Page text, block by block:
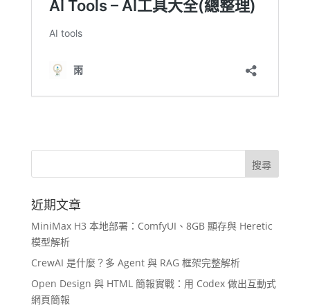
近期文章
MiniMax H3 本地部署：ComfyUI、8GB 顯存與 Heretic
模型解析
CrewAI 是什麼？多 Agent 與 RAG 框架完整解析
Open Design 與 HTML 簡報實戰：用 Codex 做出互動式
網頁簡報